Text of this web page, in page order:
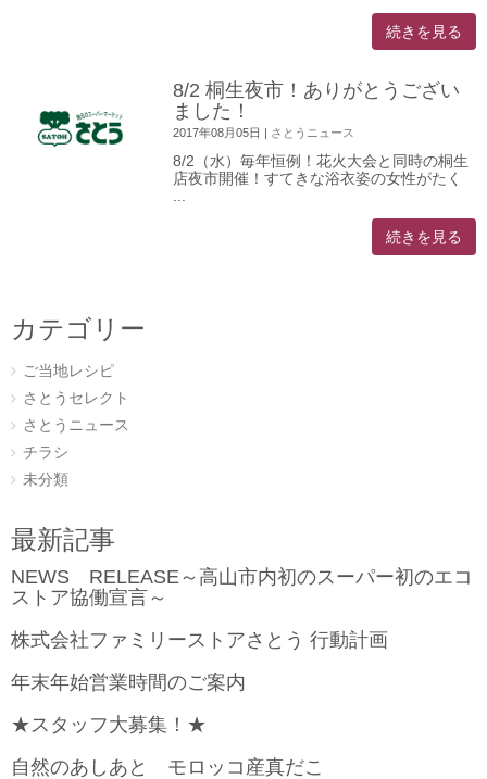
続きを見る
8/2 桐生夜市！ありがとうござい
ました！
2017年08月05日 | さとうニュース
8/2（水）毎年恒例！花火大会と同時の桐生
店夜市開催！すてきな浴衣姿の女性がたく
続きを見る
カテゴリー
ご当地レシピ
さとうセレクト
さとうニュース
チラシ
未分類
最新記事
NEWS RELEASE～高山市内初のスーパー初のエコ
ストア協働宣言～
株式会社ファミリーストアさとう 行動計画
年末年始営業時間のご案内
★スタッフ大募集！★
自然のあしあと モロッコ産真だこ